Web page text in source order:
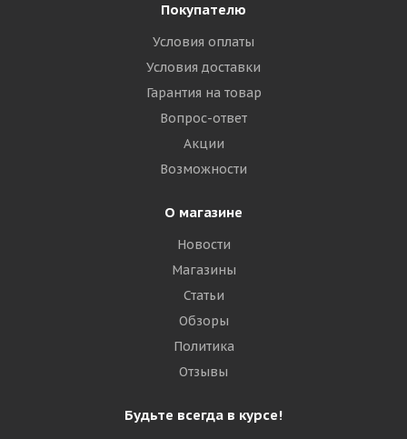
Покупателю
Условия оплаты
Условия доставки
Гарантия на товар
Вопрос-ответ
Акции
Возможности
О магазине
Новости
Магазины
Статьи
Обзоры
Политика
Отзывы
Будьте всегда в курсе!